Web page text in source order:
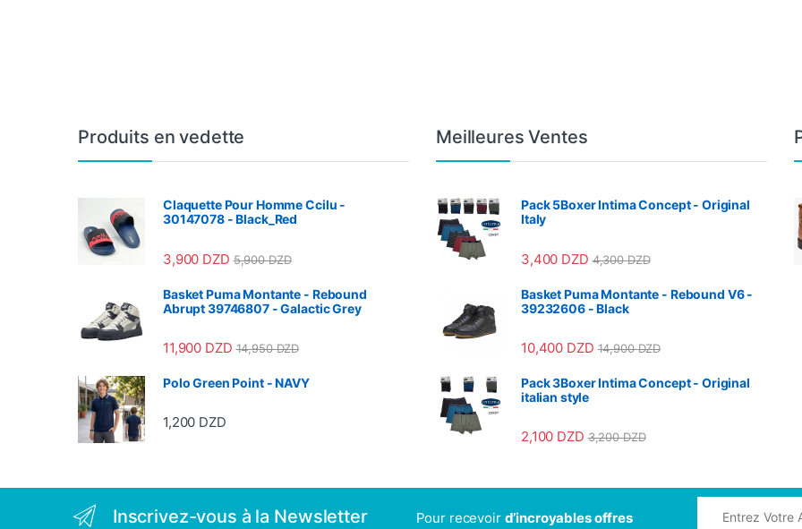
Produits en vedette
Claquette Pour Homme Ccilu -
30147078 - Black_Red
3,900 DZD 5,900DZD
Basket Puma Montante - Rebound
Abrupt 39746807 - Galactic Grey
11,900 DZD 14,950DZD
Polo Green Point - NAVY
1,200 DZD
Meilleures Ventes
Pack 5Boxer Intima Concept - Original
Italy
3,400 DZD 4,300DZD
Basket Puma Montante - Rebound V6 -
39232606 - Black
10,400 DZD 14,900DZD
Pack 3Boxer Intima Concept - Original
italian style
2,100 DZD 3,200DZD
Inscrivez-vous à la Newsletter Pour recevoir d’incroyables offres